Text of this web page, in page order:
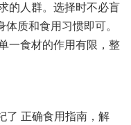
的人群。选择时不必盲
体质和食用习惯即可。
一食材的作用有限，整
了 正确食用指南，解